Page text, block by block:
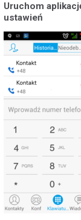
Uruchom
ustawień